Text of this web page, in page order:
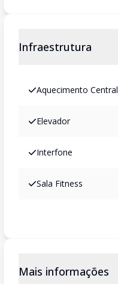
Infraestrutura
Aquecimento Central
Elevador
Interfone
Sala Fitness
Mais informações